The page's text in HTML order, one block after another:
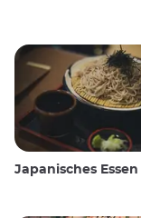
Japanisches Essen